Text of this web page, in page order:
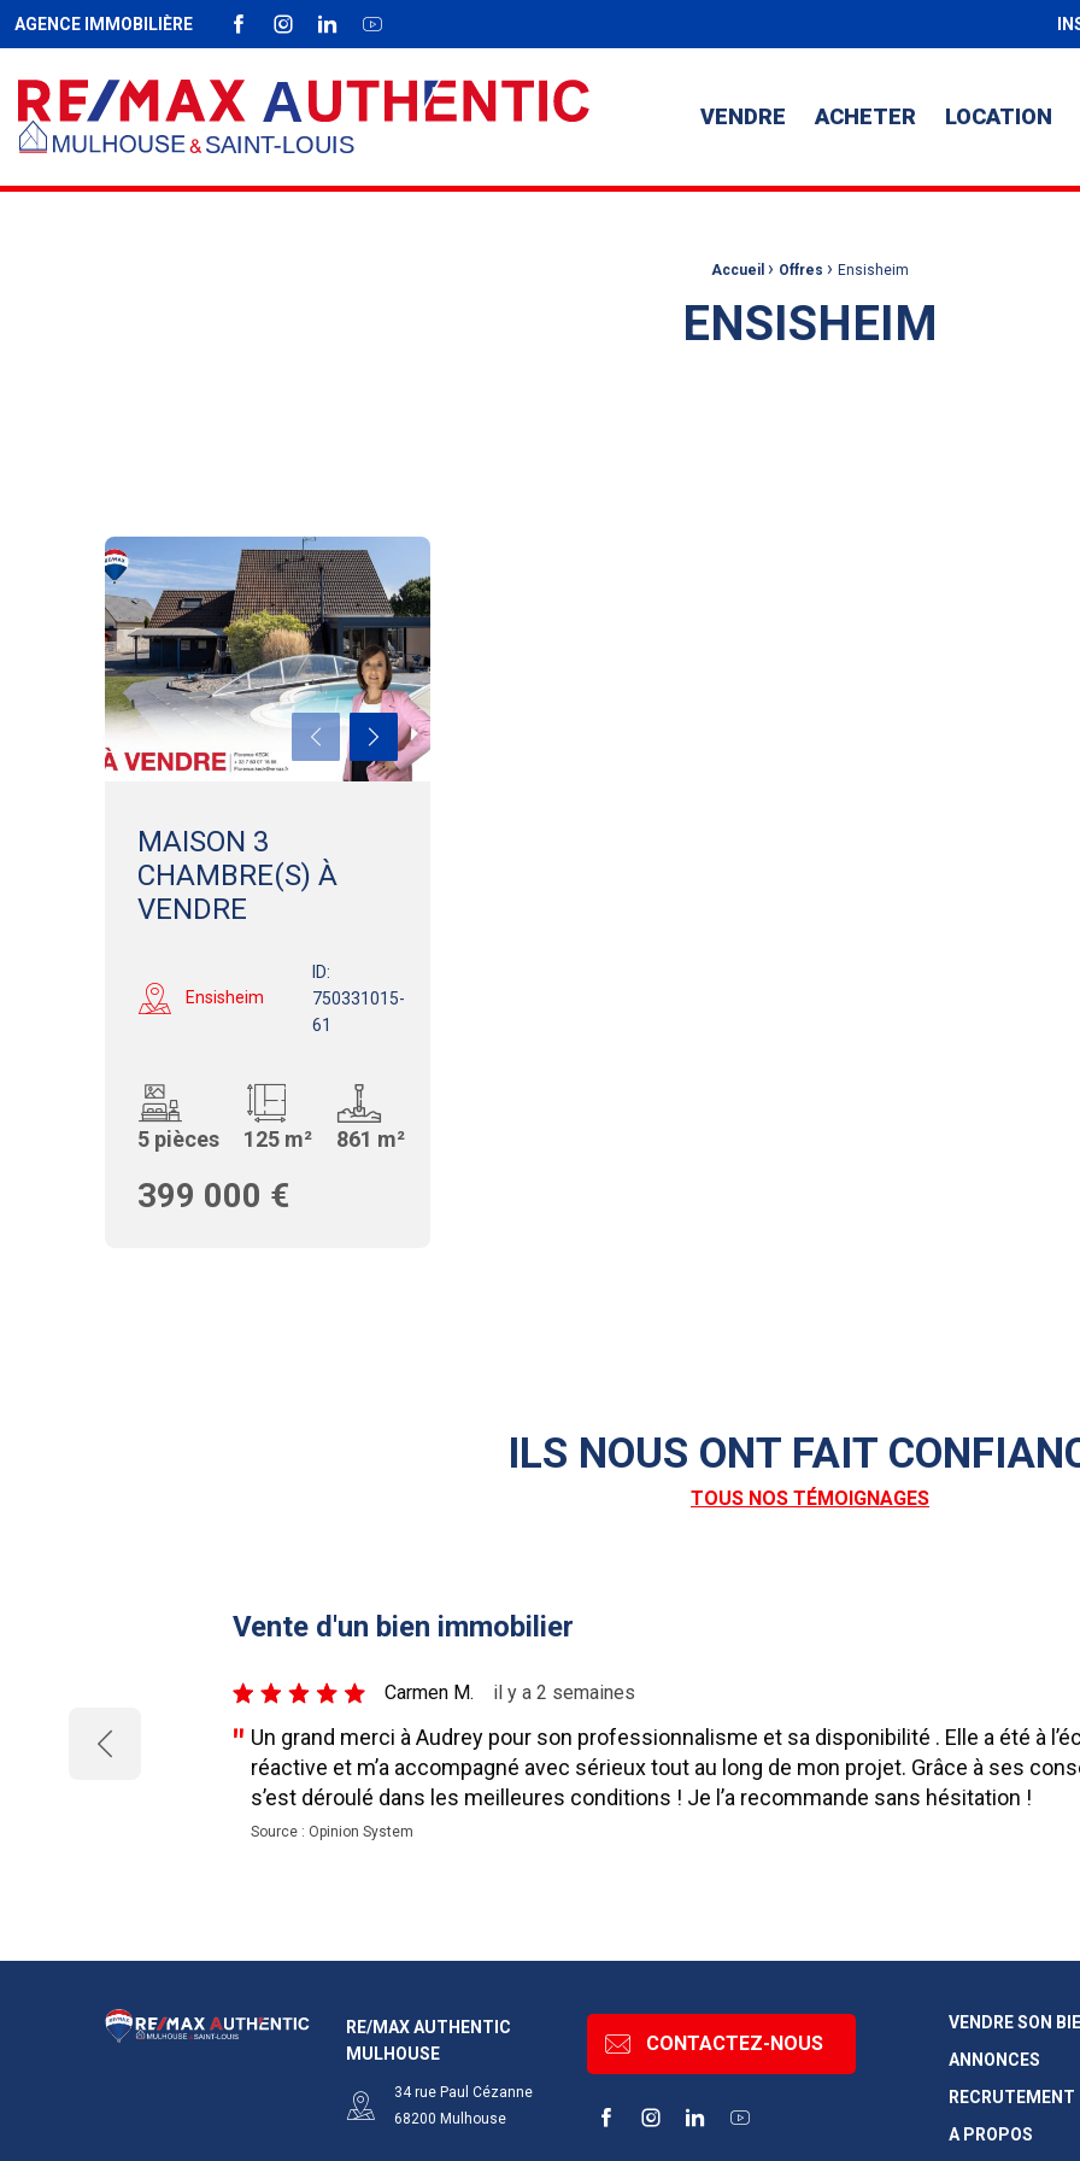
AGENCE IMMOBILIÈRE
FACEBOOK
INSTAGRAM
LINKEDINYOUTUBE
VENDRE ACHETER LOCATION
Accueil › Offres › Ensisheim
ENSISHEIM
MAISON 3
CHAMBRE(S) À
VENDRE
Ensisheim
ID:
750331015-
61
5 pièces 125 m² 861 m²
399 000 €
ILS NOUS ONT FAIT
TOUS NOS TÉMOIGNAGES
Vente d'un bien immobilier
5/5 Carmen M. il y a 2 semaines
Un grand merci à Audrey pour son professionnalisme et sa disponibilité . Elle a été à
réactive et m’a accompagné avec sérieux tout au long de mon projet. Grâce à ses
s’est déroulé dans les meilleures conditions ! Je l’a recommande sans hésitation !
Source : Opinion System
RE/MAX AUTHENTIC
MULHOUSE
34 rue Paul Cézanne
68200 Mulhouse
CONTACTEZ-NOUS
FacebookInstagramLinkedInYouTube
VENDRE SON
ANNONCES
RECRUTEMENT
A PROPOS